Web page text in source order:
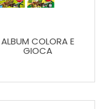
ALBUM COLORA E
GIOCA